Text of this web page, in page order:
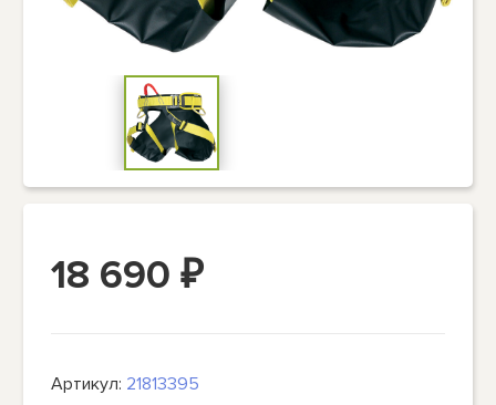
18 690₽
Артикул: 21813395